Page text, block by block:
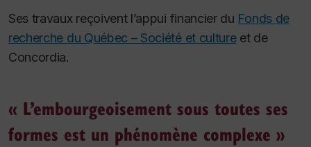
Ses travaux reçoivent l’appui financier du Fonds de
recherche du Québec – Société et cultureet de
Concordia.
« L’embourgeoisement sous toutes ses
formes est un phénomène complexe »